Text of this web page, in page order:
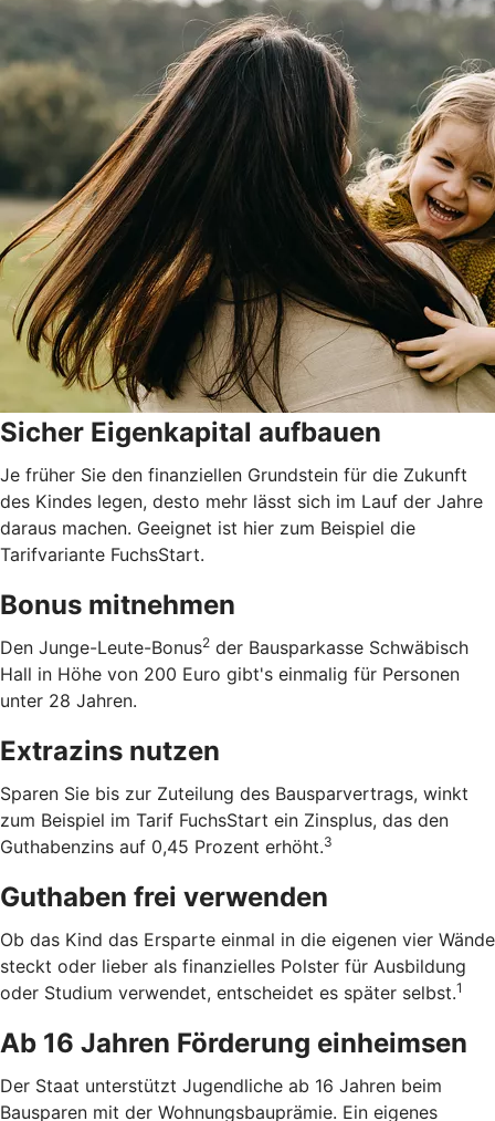
Sicher Eigenkapital aufbauen
Je früher Sie den finanziellen Grundstein für die Zukunft
des Kindes legen, desto mehr lässt sich im Lauf der Jahre
daraus machen. Geeignet ist hier zum Beispiel die
Tarifvariante FuchsStart.
Bonus mitnehmen
Den Junge-Leute-Bonus2 der Bausparkasse Schwäbisch
Hall in Höhe von 200 Euro gibt's einmalig für Personen
unter 28 Jahren.
Extrazins nutzen
Sparen Sie bis zur Zuteilung des Bausparvertrags, winkt
zum Beispiel im Tarif FuchsStart ein Zinsplus, das den
Guthabenzins auf 0,45 Prozent erhöht.3
Guthaben frei verwenden
Ob das Kind das Ersparte einmal in die eigenen vier Wände
steckt oder lieber als finanzielles Polster für Ausbildung
oder Studium verwendet, entscheidet es später selbst.1
Ab 16 Jahren Förderung einheimsen
Der Staat unterstützt Jugendliche ab 16 Jahren beim
Bausparen mit der Wohnungsbauprämie. Ein eigenes